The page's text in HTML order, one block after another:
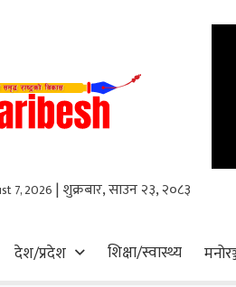
7, 2026 | शुक्रबार, साउन २३, २०८३
देश/प्रदेश शिक्षा/स्वास्थ्य